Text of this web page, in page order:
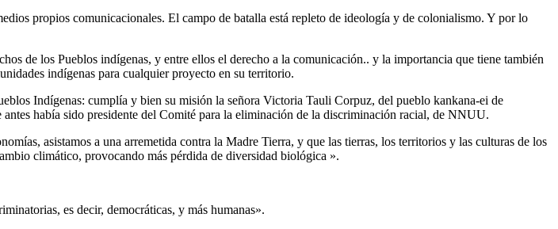
propios comunicacionales. El campo de batalla está repleto de ideología y de colonialismo. Y por lo
de los Pueblos indígenas, y entre ellos el derecho a la comunicación.. y la importancia que tiene también
indígenas para cualquier proyecto en su territorio.
Indígenas: cumplía y bien su misión la señora Victoria Tauli Corpuz, del pueblo kankana-ei de
había sido presidente del Comité para la eliminación de la discriminación racial, de NNUU.
asistamos a una arremetida contra la Madre Tierra, y que las tierras, los territorios y las culturas de los
climático, provocando más pérdida de diversidad biológica ».
es decir, democráticas, y más humanas».